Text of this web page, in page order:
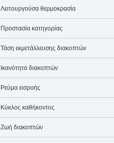
Λειτουργούσα θερμοκρασία
Προστασία κατηγορίας
Τάση εκμετάλλευσης διακοπτών
Ικανότητα διακοπτών
Ρεύμα εισροής
Κύκλος καθήκοντος
Ζωή διακοπτών